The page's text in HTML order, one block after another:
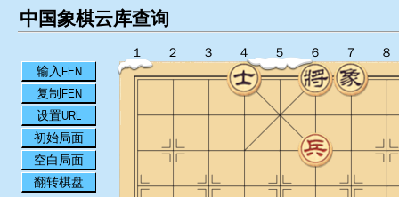
中国象棋云库查询
输入FEN
复制FEN
设置URL
初始局面
空白局面
翻转棋盘
１ ２ ３ ４ ５ ６ ７ ８